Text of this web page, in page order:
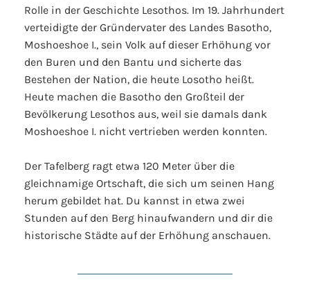
Rolle in der Geschichte Lesothos. Im 19. Jahrhundert
verteidigte der Gründervater des Landes Basotho,
Moshoeshoe I., sein Volk auf dieser Erhöhung vor
den Buren und den Bantu und sicherte das
Bestehen der Nation, die heute Losotho heißt.
Heute machen die Basotho den Großteil der
Bevölkerung Lesothos aus, weil sie damals dank
Moshoeshoe I. nicht vertrieben werden konnten.
Der Tafelberg ragt etwa 120 Meter über die
gleichnamige Ortschaft, die sich um seinen Hang
herum gebildet hat. Du kannst in etwa zwei
Stunden auf den Berg hinaufwandern und dir die
historische Städte auf der Erhöhung anschauen.